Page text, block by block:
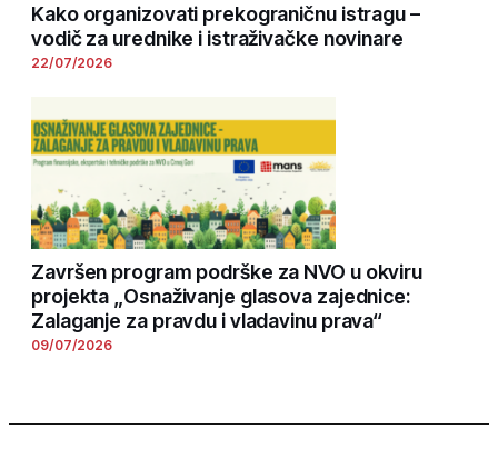
Kako organizovati prekograničnu istragu –
vodič za urednike i istraživačke novinare
22/07/2026
Završen program podrške za NVO u okviru
projekta „Osnaživanje glasova zajednice:
Zalaganje za pravdu i vladavinu prava“
09/07/2026